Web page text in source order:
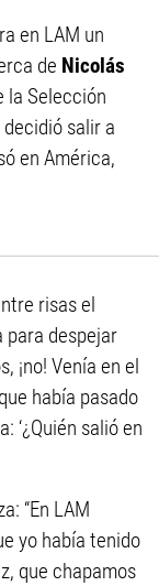
en LAM un
de Nicolás
la Selección
decidió salir a
en América,
risas el
para despejar
¡no! Venía en el
había pasado
‘¿Quién salió en
“En LAM
yo había tenido
que chapamos